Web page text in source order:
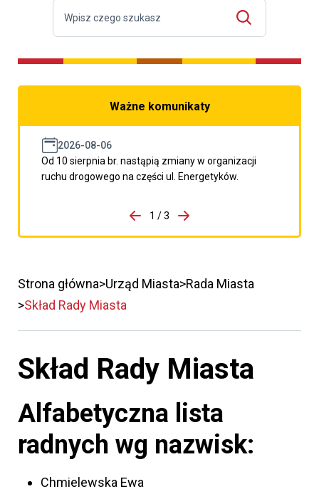
Ważne komunikaty
2026-08-06
Od 10 sierpnia br. nastąpią zmiany w organizacji
ruchu drogowego na części ul. Energetyków.
porzpedniego komunikatu
1 / 3
Przejdź do następnego
Strona główna Urząd Miasta Rada Miasta
Skład Rady Miasta
Skład Rady Miasta
Alfabetyczna lista
radnych wg nazwisk:
Chmielewska Ewa